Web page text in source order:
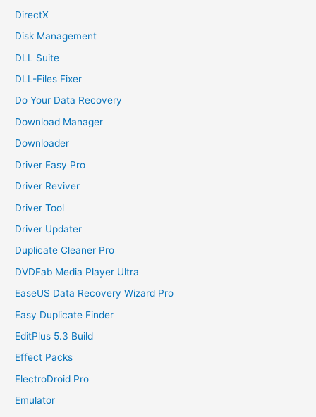
DirectX
Disk Management
DLL Suite
DLL-Files Fixer
Do Your Data Recovery
Download Manager
Downloader
Driver Easy Pro
Driver Reviver
Driver Tool
Driver Updater
Duplicate Cleaner Pro
DVDFab Media Player Ultra
EaseUS Data Recovery Wizard Pro
Easy Duplicate Finder
EditPlus 5.3 Build
Effect Packs
ElectroDroid Pro
Emulator